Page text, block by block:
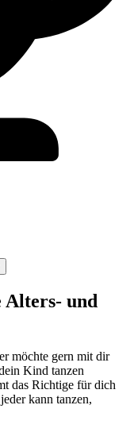
Alters- und
möchte gern mit dir
Kind tanzen
das Richtige für dich
kann tanzen,